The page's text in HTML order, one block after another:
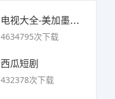
电视大全-美加墨世界杯
4634795次下载
西瓜短剧
432378次下载